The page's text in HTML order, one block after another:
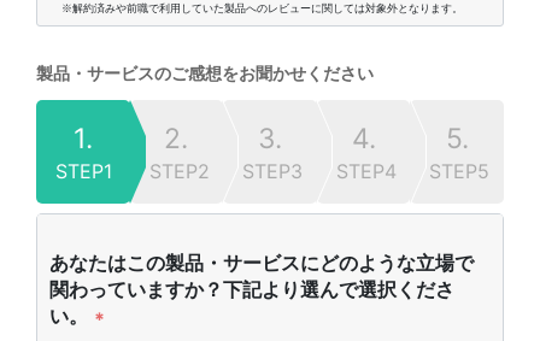
※解約済みや前職で利用していた製品へのレビューに関しては対象外となります。
製品・サービスのご感想をお聞かせください
1.
STEP1
2.
STEP2
3.
STEP3
4.
STEP4
5.
STEP5
あなたはこの製品・サービスにどのような立場で
関わっていますか？下記より選んで選択くださ
い。
*